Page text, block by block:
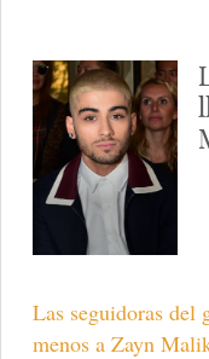
Las seguidoras del
menos a Zayn